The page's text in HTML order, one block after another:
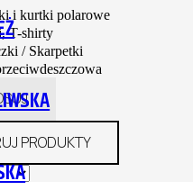
i kurtki polarowe
T-shirty
/ Skarpetki
PRODUKTY